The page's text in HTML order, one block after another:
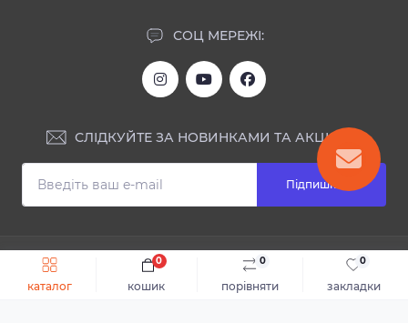
каталог порівняти
0
закладки
0
кошик
0
Швидке замовлення До кошика
СОЦ МЕРЕЖІ:
СЛІДКУЙТЕ ЗА НОВИНКАМИ ТА АКЦІЯМИ:
Підпишіться
ІНФОРМАЦІЯ